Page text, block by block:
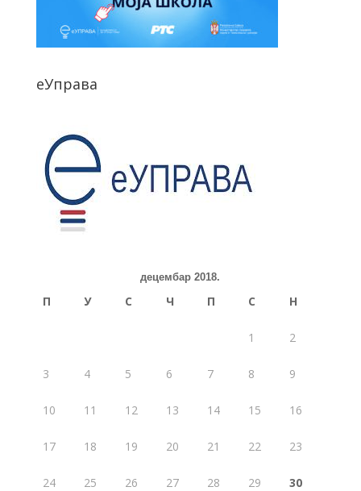
еУправа
децембар 2018.
П У С Ч П С Н
1 2
3 4 5 6 7 8 9
10 11 12 13 14 15 16
17 18 19 20 21 22 23
24 25 26 27 28 29 30